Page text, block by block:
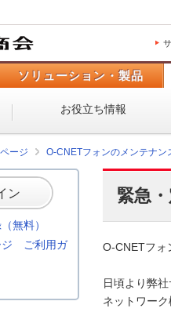
ソリューション・製品
お役立ち情報
ージ O-CNETフォンのメンテナン
緊急
O-CNETフォ
日頃より弊
ネットワー
ン
無料）
ジ ご利用ガ